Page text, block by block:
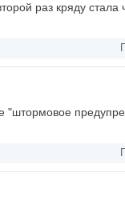
раз кряду
"штормовое